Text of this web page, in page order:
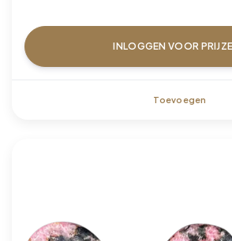
INLOGGEN VOOR
Toevoegen